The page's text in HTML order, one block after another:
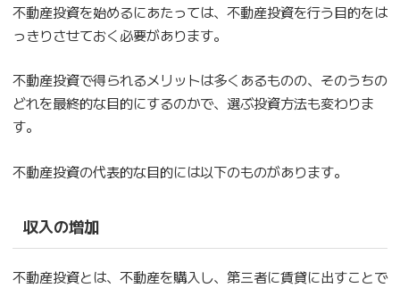
不動産投資を始めるにあたっては、不動産投資を行う目的をは
っきりさせておく必要があります。
不動産投資で得られるメリットは多くあるものの、そのうちの
どれを最終的な目的にするのかで、選ぶ投資方法も変わりま
す。
不動産投資の代表的な目的には以下のものがあります。
収入の増加
不動産投資とは、不動産を購入し、第三者に賃貸に出すことで